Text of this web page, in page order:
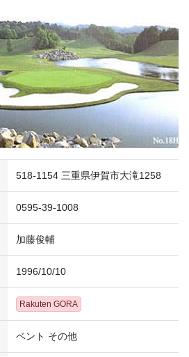
518-1154 三重県伊賀市大滝1258
0595-39-1008
加藤俊輔
1996/10/10
Rakuten GORA
ベント その他